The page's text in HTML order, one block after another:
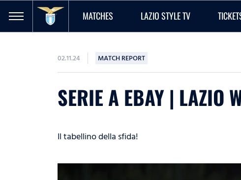
MATCHES LAZIO STYLE TV
02.11.24 MATCH REPORT
SERIE A EBAY | LAZIO
Il tabellino della sfida!